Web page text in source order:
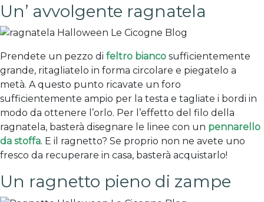
Un’ avvolgente ragnatela
Prendete un pezzo di feltro bianco sufficientemente
grande, ritagliatelo in forma circolare e piegatelo a
metà. A questo punto ricavate un foro
sufficientemente ampio per la testa e tagliate i bordi in
modo da ottenere l’orlo. Per l’effetto del filo della
ragnatela, basterà disegnare le linee con un pennarello
da stoffa. E il ragnetto? Se proprio non ne avete uno
fresco da recuperare in casa, basterà acquistarlo!
Un ragnetto pieno di zampe